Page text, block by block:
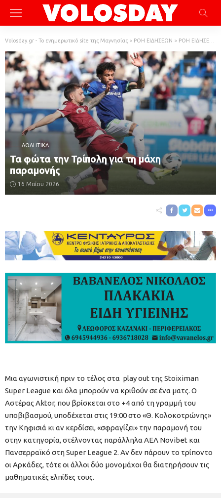
Volosday.gr - Το ενημερωτικό site της Μαγνησίας > ΡΟΗ ΕΙΔΗΣΕΩΝ > ΡΟΗ ΕΙΔΗΣΕΩΝ
ΑΘΛΗΤΙΚΆ
Τα φώτα την Τρίπολη για τη μάχη
παραμονής
16 Μαΐου 2026
Μια αγωνιστική πριν το τέλος στα play out της Stoiximan
Super League και όλα μπορούν να κριθούν σε ένα ματς. Ο
Αστέρας Aktor, που βρίσκεται στο +4 από τη γραμμή του
υποβιβασμού, υποδέχεται στις 19:00 στο «Θ. Κολοκοτρώνης»
την Κηφισιά κι αν κερδίσει, «σφραγίζει» την παραμονή του
στην κατηγορία, στέλνοντας παράλληλα ΑΕΛ Novibet και
Πανσερραϊκό στη Super League 2. Αν δεν πάρουν το τρίποντο
οι Αρκάδες, τότε οι άλλοι δύο μονομάχοι θα διατηρήσουν τις
μαθηματικές ελπίδες τους.